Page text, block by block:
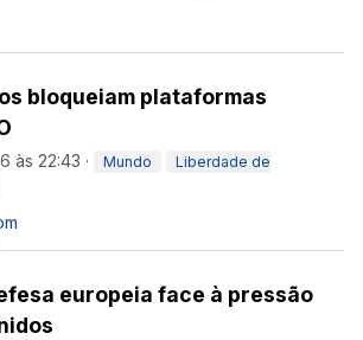
bloqueiam plataformas
às 22:43 · Mundo
Liberdade de
europeia face à pressão